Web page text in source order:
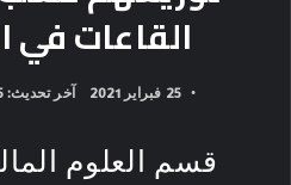
القاعات في
25 فبراير 2021 آخر تحديث: 25 فبراير 2021
قسم العلوم